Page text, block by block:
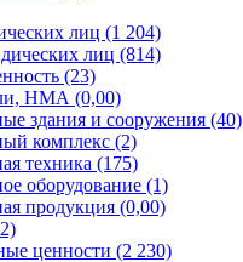
лиц (1 204)
лиц (814)
(23)
НМА (0,00)
здания и сооружения (40)
комплекс (2)
техника (175)
оборудование (1)
продукция (0,00)
ценности (2 230)